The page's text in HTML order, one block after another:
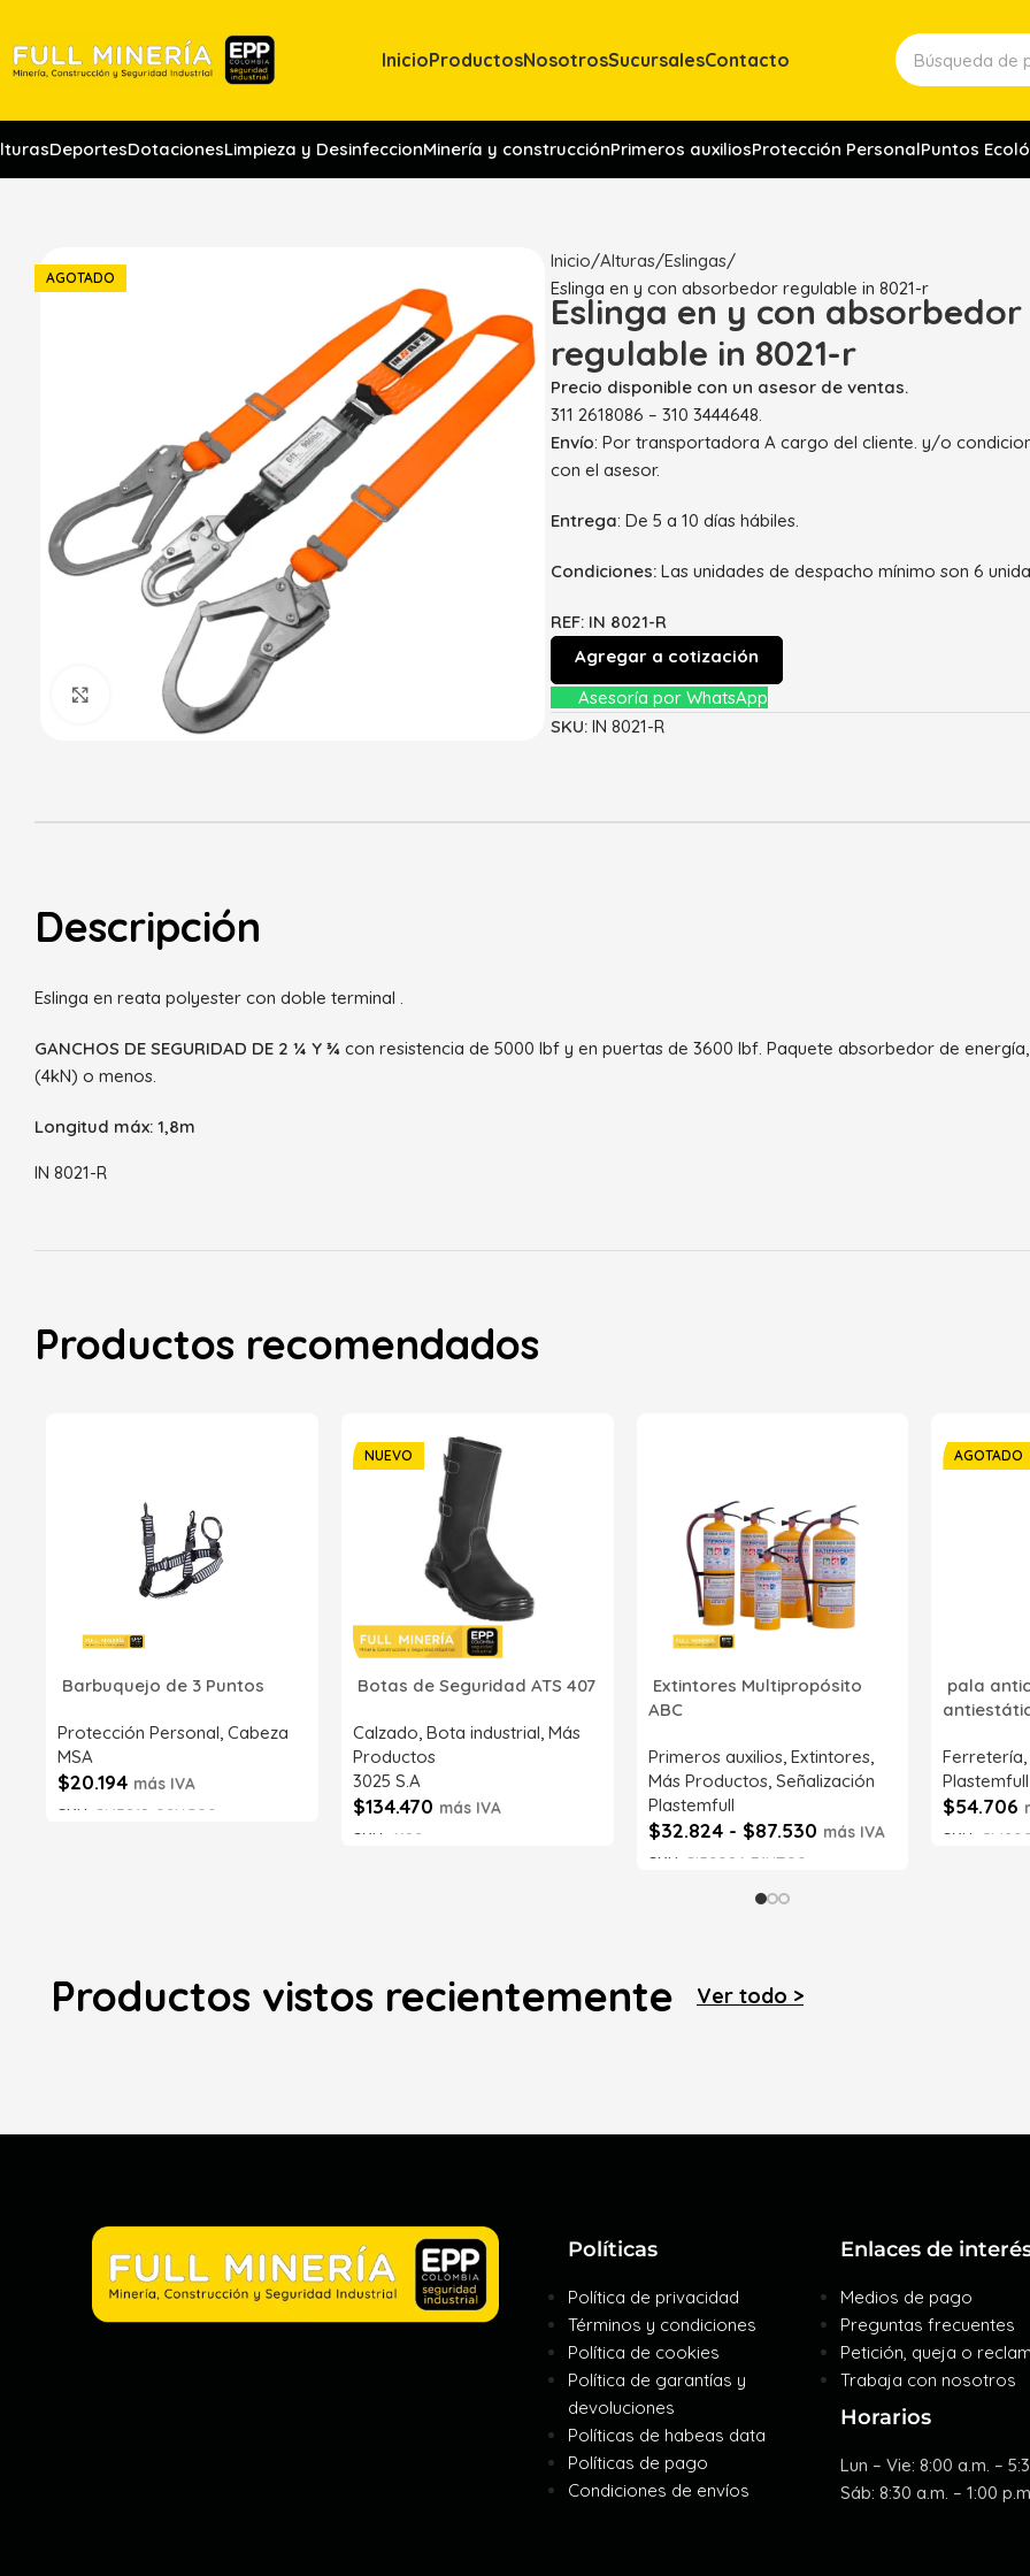
InicioProductosNosotrosSucursalesContacto
DeportesDotacionesLimpieza y DesinfeccionMinería y construcciónPrimeros auxiliosProtección PersonalPuntos
AGOTADO
Haga Click para agrandar
Inicio Alturas Eslingas
Eslinga en y con absorbedor regulable in 8021-r
Eslinga en y con absorbedor
regulable in 8021-r
Precio disponible con un asesor de ventas.
311 2618086 – 310 3444648.
Envío: Por transportadora A cargo del cliente. y/o
con el asesor.
Entrega: De 5 a 10 días hábiles.
Condiciones: Las unidades de despacho mínimo son 6
REF: IN 8021-R
Agregar a cotización
Asesoría por WhatsApp
SKU:IN 8021-R
Descripción
Eslinga en reata polyester con doble terminal .
GANCHOS DE SEGURIDAD DE 2 ¼ Y ¾ con resistencia de 5000 lbf y en puertas de 3600 lbf. Paquete absorbedor de
(4kN) o menos.
Longitud máx: 1,8m
IN 8021-R
Productos recomendados
Barbuquejo de 3 Puntos
Protección Personal, Cabeza
MSA
$20.194 más IVA
SKU: SI43218-02NG00
NUEVO
Botas de Seguridad ATS 407
Calzado, Bota industrial, Más
Productos
3025 S.A
$134.470 más IVA
SKU:
6192
Extintores Multipropósito
ABC
Primeros auxilios, Extintores,
Más Productos, Señalización
Plastemfull
$32.824 - $87.530 más IVA
SKU: SI52086-71NT00
Seleccionar opciones
AGOTADO
pala
Ferretería
Plastemfull
$54.706
SKU:
Productos vistos recientemente Ver todo >
Políticas
Política de privacidad
Términos y condiciones
Política de cookies
Política de garantías y
devoluciones
Políticas de habeas data
Políticas de pago
Condiciones de envíos
Enlaces de
Medios de pago
Preguntas frecuentes
Petición, queja o
Trabaja con nosotros
Horarios
Lun – Vie: 8:00 a.m. –
Sáb: 8:30 a.m. – 1:00